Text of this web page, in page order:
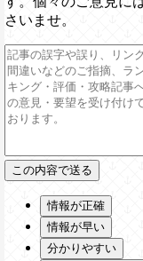
さいませ。
情報が正確
情報が早い
分かりやすい